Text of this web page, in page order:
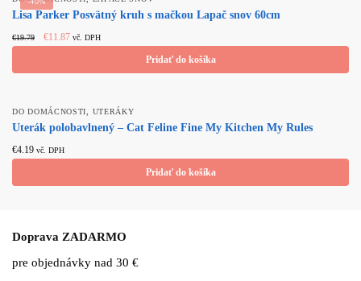
Lisa Parker Posvätný kruh s mačkou Lapač snov 60cm
€19.79
Original
price
€11.87Current
price
vč. DPH
Pridať do košíka
DO DOMÁCNOSTI UTERÁKY
Uterák polobavlnený – Cat Feline Fine My Kitchen My Rules
€4.19 vč. DPH
Pridať do košíka
Doprava ZADARMO
pre objednávky nad 30 €